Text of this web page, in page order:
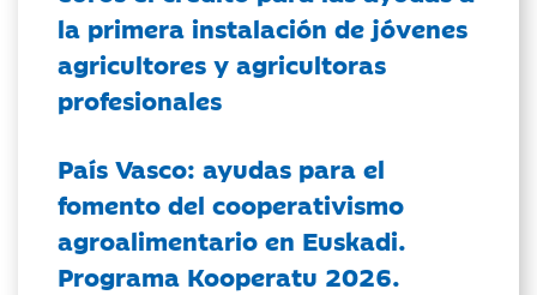
la primera instalación de jóvenes
agricultores y agricultoras
profesionales
País Vasco: ayudas para el
fomento del cooperativismo
agroalimentario en Euskadi.
Programa Kooperatu 2026.